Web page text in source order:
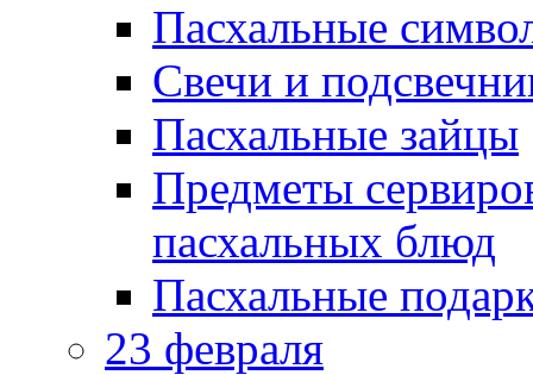
Пасхальные
Свечи и
Пасхальные зайцы
Предметы
пасхальных блюд
Пасхальные
23 февраля